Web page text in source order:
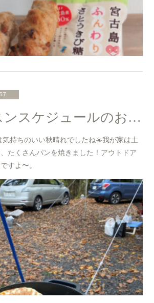
11月レッスンスケジュールのお知らせ
気持ちのいい秋晴れでしたね☀️我が家は土
たくさんパンを焼きました！アウトドア
すよ〜。